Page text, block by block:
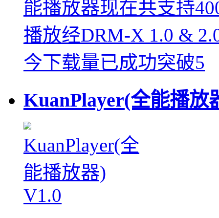
能播放器现在共支持
播放经DRM-X 1.0 &
今下载量已成功突破5
KuanPlayer(全能播放